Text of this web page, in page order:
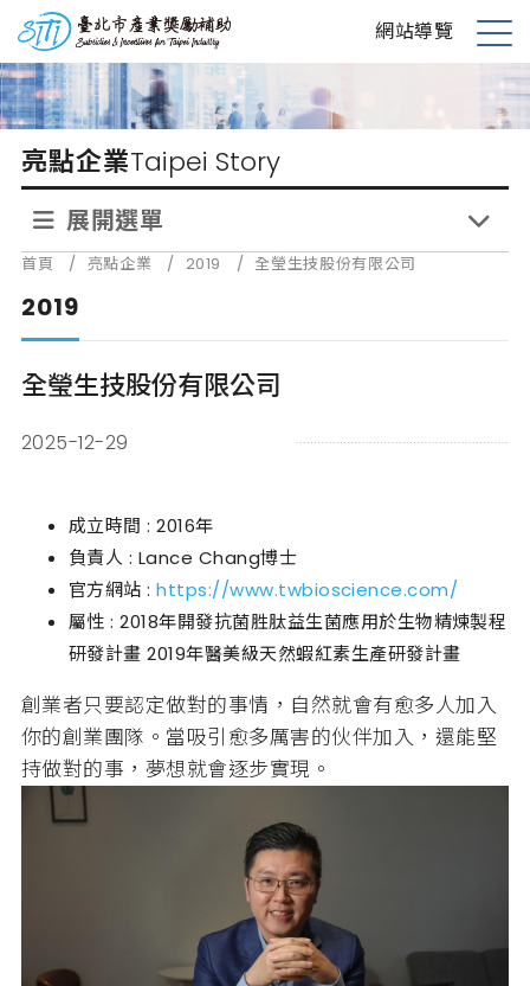
到
主
要
內
台北市產業獎勵補助 網站導覽
展
選
單
亮點企業Taipei Story
展開選單
首頁 / 亮點企業 / 2019 / 全瑩生技股份有限公司
2019
全瑩生技股份有限公司
2025-12-29
成立時間 : 2016年
負責人 : Lance Chang博士
官方網站 :https://www.twbioscience.com/
屬性 : 2018年開發抗菌胜肽益生菌應用於生物精煉製程
研發計畫 2019年醫美級天然蝦紅素生產研發計畫
創業者只要認定做對的事情，自然就會有愈多人加入
你的創業團隊。當吸引愈多厲害的伙伴加入，還能堅
持做對的事，夢想就會逐步實現。